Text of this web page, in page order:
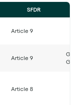
SFDR
Article 9
Article 9
Article 8